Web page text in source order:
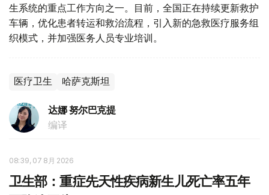
生系统的重点工作方向之一。目前，全国正在持续更新救护
车辆，优化患者转运和救治流程，引入新的急救医疗服务组
织模式，并加强医务人员专业培训。
医疗卫生 哈萨克斯坦
达娜 努尔巴克提
编译
08:39, 07 8月 2026
卫生部：重症先天性疾病新生儿死亡率五年